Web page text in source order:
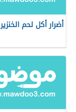
أضرار أكل لحم الخنزير